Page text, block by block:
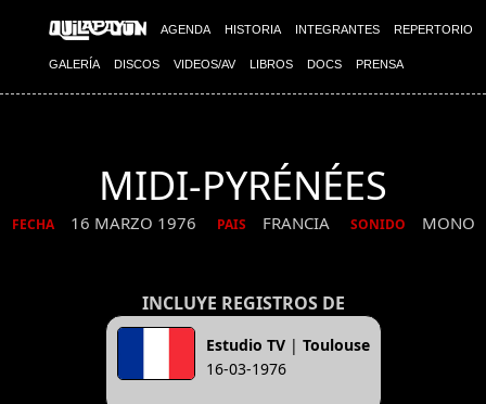
AGENDA HISTORIA INTEGRANTES REPERTORIO
GALERÍA DISCOS VIDEOS/AV LIBROS DOCS PRENSA
MIDI-PYRÉNÉES
FECHA 16 MARZO 1976 PAIS FRANCIA SONIDO MONO
INCLUYE REGISTROS DE
Estudio TV| Toulouse
16-03-1976